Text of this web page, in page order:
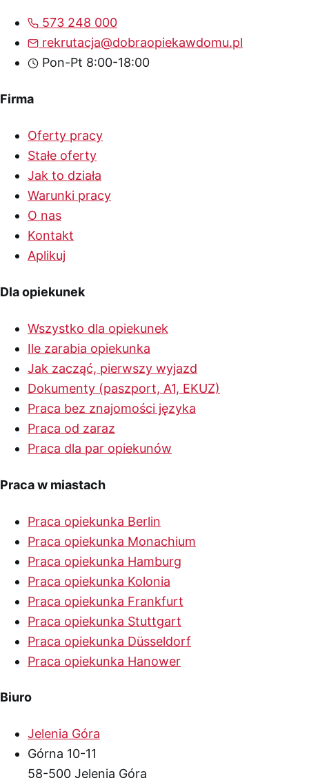
573 248 000
rekrutacja@dobraopiekawdomu.pl
Pon-Pt 8:00-18:00
Firma
Oferty pracy
Stałe oferty
Jak to działa
Warunki pracy
O nas
Kontakt
Aplikuj
Dla opiekunek
Wszystko dla opiekunek
Ile zarabia opiekunka
Jak zacząć, pierwszy wyjazd
Dokumenty (paszport, A1, EKUZ)
Praca bez znajomości języka
Praca od zaraz
Praca dla par opiekunów
Praca w miastach
Praca opiekunka Berlin
Praca opiekunka Monachium
Praca opiekunka Hamburg
Praca opiekunka Kolonia
Praca opiekunka Frankfurt
Praca opiekunka Stuttgart
Praca opiekunka Düsseldorf
Praca opiekunka Hanower
Biuro
Jelenia Góra
Górna 10-11
58-500 Jelenia Góra